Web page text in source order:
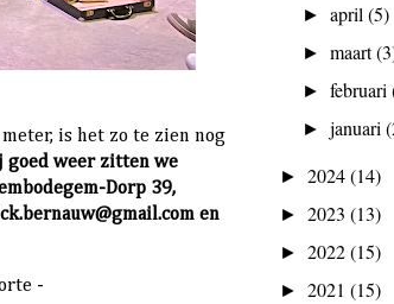
is het zo te zien nog
goed weer zitten we
Dorp 39,
en
-
►april(5)
►maart
►februari
►januari
► 2024(14)
► 2023 (13)
► 2022(15)
► 2021 (15)